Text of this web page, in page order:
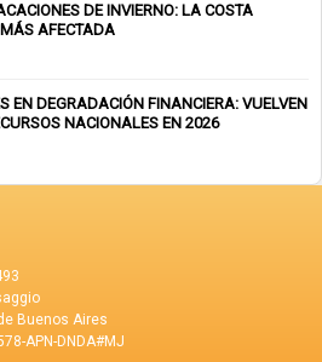
DE INVIERNO: LA COSTA
AFECTADA
EN DEGRADACIÓN FINANCIERA: VUELVEN
NACIONALES EN 2026
Buenos Aires
APN-DNDA#MJ